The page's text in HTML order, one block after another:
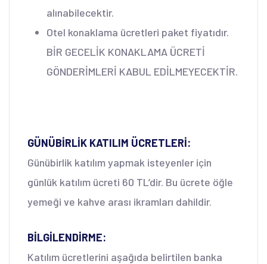
alınabilecektir.
Otel konaklama ücretleri paket fiyatıdır.
BİR GECELİK KONAKLAMA ÜCRETİ
GÖNDERİMLERİ KABUL EDİLMEYECEKTİR.
GÜNÜBİRLİK KATILIM ÜCRETLERİ:
Günübirlik katılım yapmak isteyenler için
günlük katılım ücreti 60 TL’dir. Bu ücrete öğle
yemeği ve kahve arası ikramları dahildir.
BİLGİLENDİRME:
Katılım ücretlerini aşağıda belirtilen banka